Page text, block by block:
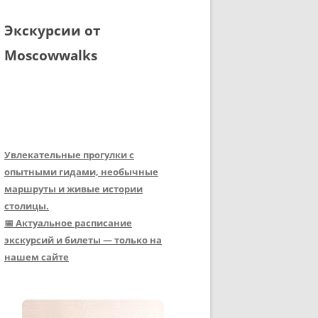
Экскурсии от
Moscowwalks
Увлекательные прогулки с
опытными гидами, необычные
маршруты и живые истории
столицы.
📅 Актуальное расписание
экскурсий и билеты — только на
нашем сайте